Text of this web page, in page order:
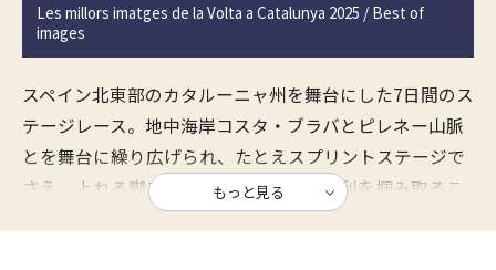
Les millors imatges de la Volta a Catalunya 2025 / Best of
images
スペイン北東部のカタルーニャ州を舞台にした7日間のス
テージレース。地中海岸コスタ・ブラバとピレネー山脈
とを舞台に繰り広げられ、たとえスプリントステージで
さえ、上れる脚を持っていなければ、勝利を掴み取るこ
とはできない。その後のグランツールを見据えるオール
もっと見る